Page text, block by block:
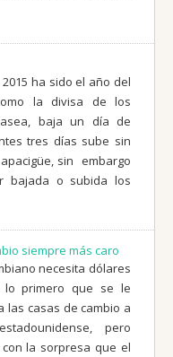
ha sido el año del
la divisa de los
baja un día de
tres días sube sin
sin embargo
bajada o subida los
siempre más caro
necesita dólares
lo primero que se le
las casas de cambio a
pero
la sorpresa que el